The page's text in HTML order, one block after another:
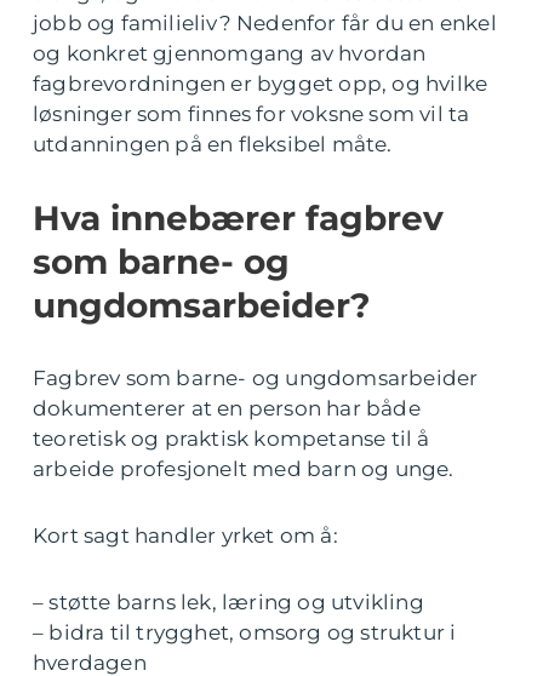
jobb og familieliv? Nedenfor får du en enkel
og konkret gjennomgang av hvordan
fagbrevordningen er bygget opp, og hvilke
løsninger som finnes for voksne som vil ta
utdanningen på en fleksibel måte.
Hva innebærer fagbrev
som barne- og
ungdomsarbeider?
Fagbrev som barne- og ungdomsarbeider
dokumenterer at en person har både
teoretisk og praktisk kompetanse til å
arbeide profesjonelt med barn og unge.
Kort sagt handler yrket om å:
– støtte barns lek, læring og utvikling
– bidra til trygghet, omsorg og struktur i
hverdagen